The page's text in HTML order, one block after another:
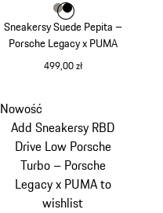
Sneakersy Suede Pepita –
Porsche Legacy x PUMA
499,00 zł
Kolor
KolorKolor
Nowość
Add Sneakersy RBD
Drive Low Porsche
Turbo – Porsche
Legacy x PUMA to
wishlist